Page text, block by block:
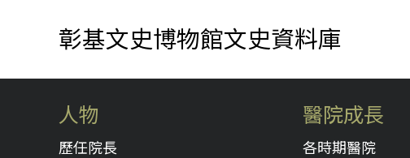
彰基文史博物館文史資料庫
人物
歷任院長
醫院成長
各時期醫院